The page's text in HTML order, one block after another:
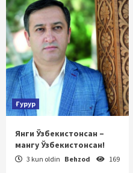
Ғурур
Янги Ўзбекистонсан –
мангу Ўзбекистонсан!
3 kun oldin Behzod 169